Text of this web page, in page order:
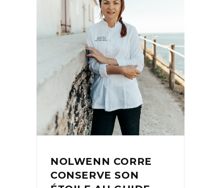
NOLWENN CORRE
CONSERVE SON